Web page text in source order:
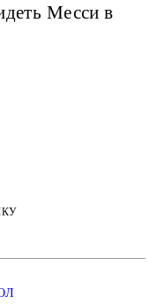
Месси в